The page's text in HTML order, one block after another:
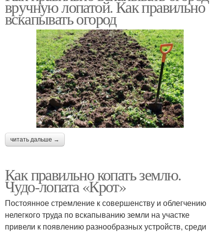
вручную лопатой. Как правильно
вскапывать огород
читать дальше →
Как правильно копать землю.
Чудо-лопата «Крот»
Постоянное стремление к совершенству и облегчению
нелегкого труда по вскапыванию земли на участке
привели к появлению разнообразных устройств, среди